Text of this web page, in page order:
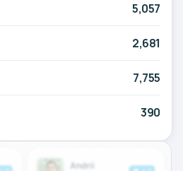
5,057
2,681
7,755
390